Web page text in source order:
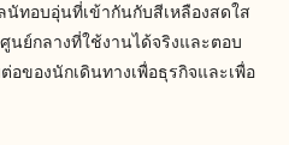
ทอบอุ่นที่เข้ากันกับสีเหลืองสดใส
นย์กลางที่ใช้งานได้จริงและตอบ
ของนักเดินทางเพื่อธุรกิจและเพื่อ